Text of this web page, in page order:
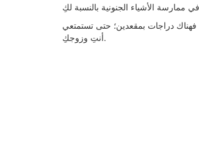
فهناك دراجات بمقعدين؛ حتى تستمتعي
أنتِ وزوجكِ.